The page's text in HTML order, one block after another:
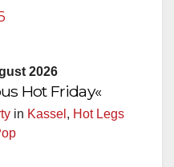
2026
Hot Friday«
in Kassel , Hot Legs